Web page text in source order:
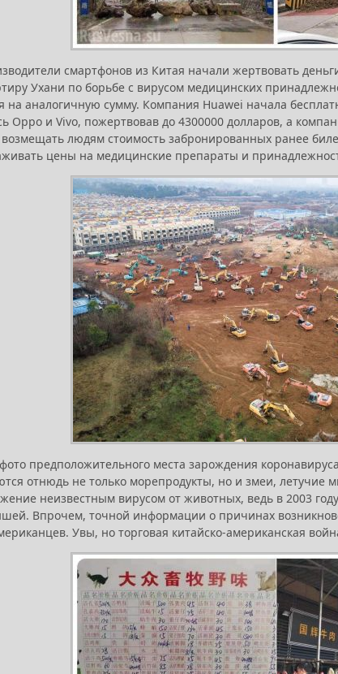
смартфонов из Китая начали жертвовать
Ухани по борьбе с вирусом медицинских
на аналогичную сумму. Компания Huawei начала
Oppo и Vivo, пожертвовав до 4300000 долларов, а
людям стоимость забронированных ранее
цены на медицинские препараты и
предположительного места зарождения
отнюдь не только морепродукты, но и змеи,
неизвестным вирусом от животных, ведь в 2003
Впрочем, точной информации о причинах
Увы, но торговая китайско-американская